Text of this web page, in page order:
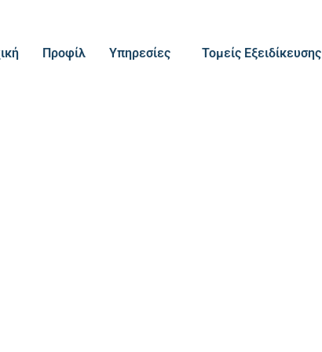
Προφίλ Υπηρεσίες Τομείς Εξειδίκευσης